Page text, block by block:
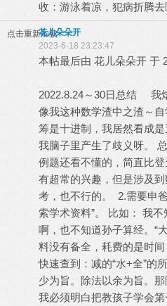
收：游泳着凉，犯病折腾
点击重新加载花儿朵朵开
2023-6-18 23:23:47
本帖最后由 花儿朵朵开 于
2022.8.24～30日总结 我
像我这种数学渣中之渣～
筹是十进制，我居然看成
我脑子里产生了歧义呀。
例题还看不懂的，简直比
有超常的兴趣，但是涉及
考，也不行的。 2.需要申
索学术资料”。 比如： 我
啊，也不知道孙子算经。“
料没有备全，耗费的是时
快速查到：减的“水+全”的
少为旨。除法以余为旨。
我必须明白把教孩子学会